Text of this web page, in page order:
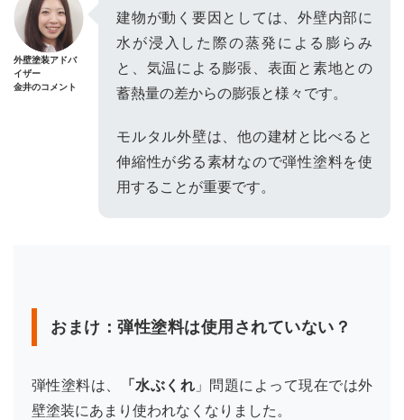
外壁塗装アドバ
イザー
金井のコメント
建物が動く要因としては、外壁内部に
水が浸入した際の蒸発による膨らみ
と、気温による膨張、表面と素地との
蓄熱量の差からの膨張と様々です。
モルタル外壁は、他の建材と比べると
伸縮性が劣る素材なので弾性塗料を使
用することが重要です。
おまけ：弾性塗料は使用されていない？
弾性塗料は、 「水ぶくれ 」問題によって現在では外
壁塗装にあまり使われなくなりました。